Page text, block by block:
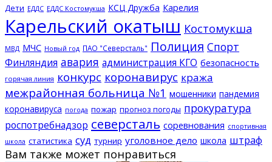
Дети ЕДДС ЕДДС Костомукша КСЦ Дружба Карелия
Карельский окатыш Костомукша
МВД МЧС Новый год ПАО "Северсталь" Полиция Спорт
Финляндия авария администрация КГО безопасность
горячая линия конкурс коронавирус кража
межрайонная больница №1 мошенники пандемия
коронавируса погода пожар прогноз погоды прокуратура
роспотребнадзор северсталь соревнования спортивная
школа статистика суд турнир уголовное дело школа штраф
Вам также может понравиться